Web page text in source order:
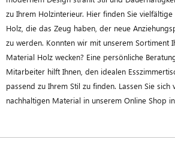
zu Ihrem Holzinterieur. Hier finden Sie vielfältige
Holz, die das Zeug haben, der neue
zu werden. Konnten wir mit unserem Sortiment
Material Holz wecken? Eine persönliche
Mitarbeiter hilft Ihnen, den idealen
passend zu Ihrem Stil zu finden. Lassen Sie
nachhaltigen Material in unserem Online Shop